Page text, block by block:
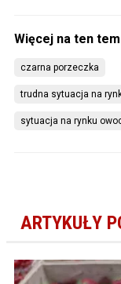
czarna porzeczka
trudna sytuacja na
sytuacja na rynku
ARTYKUŁY